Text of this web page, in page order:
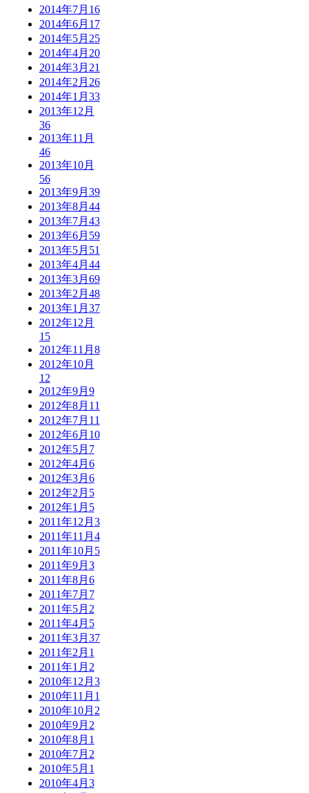
2014年7月 16
2014年6月 17
2014年5月 25
2014年4月 20
2014年3月 21
2014年2月 26
2014年1月 33
2013年12月
36
2013年11月
46
2013年10月
56
2013年9月 39
2013年8月 44
2013年7月 43
2013年6月 59
2013年5月 51
2013年4月 44
2013年3月 69
2013年2月 48
2013年1月 37
2012年12月
15
2012年11月 8
2012年10月
12
2012年9月 9
2012年8月 11
2012年7月 11
2012年6月 10
2012年5月 7
2012年4月 6
2012年3月 6
2012年2月 5
2012年1月 5
2011年12月 3
2011年11月 4
2011年10月 5
2011年9月 3
2011年8月 6
2011年7月 7
2011年5月 2
2011年4月 5
2011年3月 37
2011年2月 1
2011年1月 2
2010年12月 3
2010年11月 1
2010年10月 2
2010年9月 2
2010年8月 1
2010年7月 2
2010年5月 1
2010年4月 3